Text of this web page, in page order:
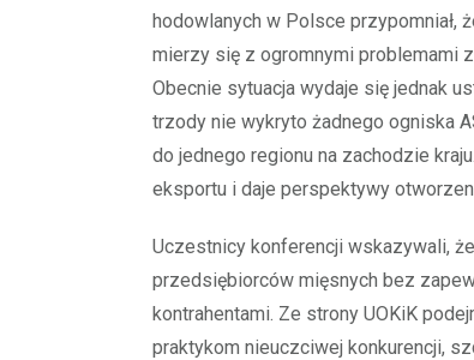
hodowlanych w Polsce przypomniał,
mierzy się z ogromnymi problemami
Obecnie sytuacja wydaje się jednak
trzody nie wykryto żadnego ogniska
do jednego regionu na zachodzie
eksportu i daje perspektywy
Uczestnicy konferencji wskazywali,
przedsiębiorców mięsnych bez
kontrahentami. Ze strony UOKiK
praktykom nieuczciwej konkurencji,